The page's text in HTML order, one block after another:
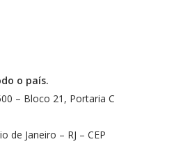
o país.
– Bloco 21, Portaria C
de Janeiro – RJ – CEP